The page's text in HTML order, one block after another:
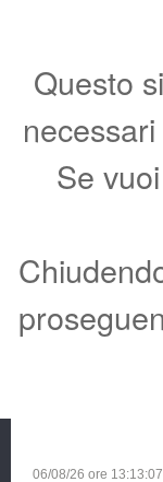
Questo
Se
06/08/26 ore 13:13:08